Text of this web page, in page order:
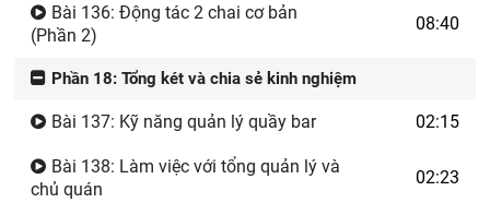
Bài 136: Động tác 2 chai cơ bản
(Phần 2)
08:40
Phần 18: Tổng két và chia sẻ kinh nghiệm
Bài 137: Kỹ năng quản lý quầy bar 02:15
Bài 138: Làm việc với tổng quản lý và
chủ quán
02:23